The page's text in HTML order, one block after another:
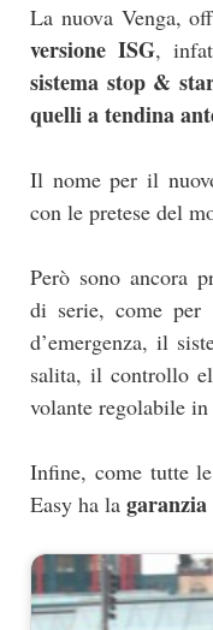
La nuova Venga,
versione ISG,
sistema stop &
quelli a tendina
Il nome per il
con le pretese del
Però sono ancora
di serie, come per
d’emergenza, il
salita, il controllo
volante regolabile
Infine, come tutte
Easy ha la